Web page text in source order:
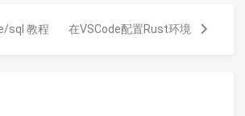
sql 教程 在VSCode配置Rust环境